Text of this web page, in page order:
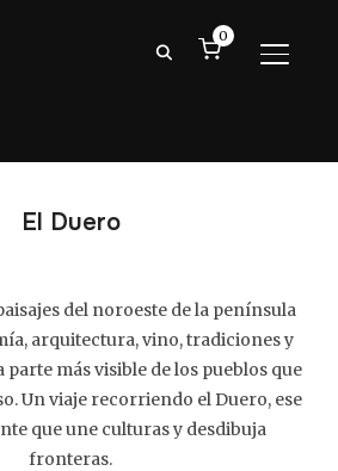
0
El Duero
del noroeste de la península
arquitectura, vino, tradiciones y
parte más visible de los pueblos que
Un viaje recorriendo el Duero, ese
que une culturas y desdibuja
fronteras.